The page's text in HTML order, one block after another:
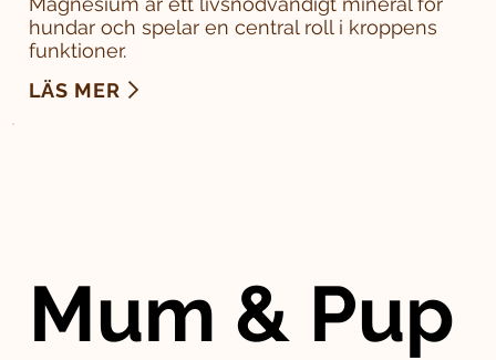
hundar och spelar en central roll i kroppens
funktioner.
LÄS MER
Mum & Pup